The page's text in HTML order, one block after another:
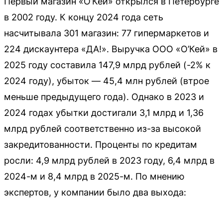
в 2002 году. К концу 2024 года сеть
насчитывала 301 магазин: 77 гипермаркетов и
224 дискаунтера «ДА!». Выручка ООО «О’Кей» в
2025 году составила 147,9 млрд рублей (-2% к
2024 году), убыток — 45,4 млн рублей (втрое
меньше предыдущего года). Однако в 2023 и
2024 годах убытки достигали 3,1 млрд и 1,36
млрд рублей соответственно из-за высокой
закредитованности. Проценты по кредитам
росли: 4,9 млрд рублей в 2023 году, 6,4 млрд в
2024-м и 8,4 млрд в 2025-м. По мнению
экспертов, у компании было два выхода: